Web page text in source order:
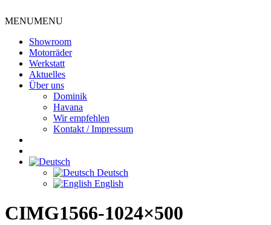
MENUMENU
Showroom
Motorräder
Werkstatt
Aktuelles
Über uns
Dominik
Havana
Wir empfehlen
Kontakt / Impressum
Deutsch
English
CIMG1566-1024×500